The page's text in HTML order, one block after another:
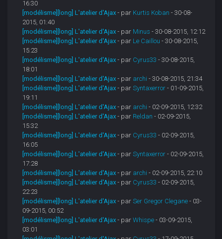
16:30
[modélisme][long] L'atelier d'Ajax - par Kurtis Koban - 30-08-
2015, 01:40
[modélisme][long] L'atelier d'Ajax - par Minus - 30-08-2015, 12:12
[modélisme][long] L'atelier d'Ajax - par Le Caillou - 30-08-2015,
15:23
[modélisme][long] L'atelier d'Ajax - par Cyrus33 - 30-08-2015,
18:01
[modélisme][long] L'atelier d'Ajax - par archi - 30-08-2015, 21:34
[modélisme][long] L'atelier d'Ajax - parSyntaxerror - 01-09-2015,
19:11
[modélisme][long] L'atelier d'Ajax - par archi - 02-09-2015, 12:32
[modélisme][long] L'atelier d'Ajax - par Reldan - 02-09-2015,
15:32
[modélisme][long] L'atelier d'Ajax - par Cyrus33 - 02-09-2015,
16:05
[modélisme][long] L'atelier d'Ajax - parSyntaxerror - 02-09-2015,
17:28
[modélisme][long] L'atelier d'Ajax - par archi - 02-09-2015, 22:10
[modélisme][long] L'atelier d'Ajax - par Cyrus33 - 02-09-2015,
22:23
[modélisme][long] L'atelier d'Ajax - parSer Gregor Clegane - 03-
09-2015, 00:52
[modélisme][long] L'atelier d'Ajax - parWhispe - 03-09-2015,
03:01